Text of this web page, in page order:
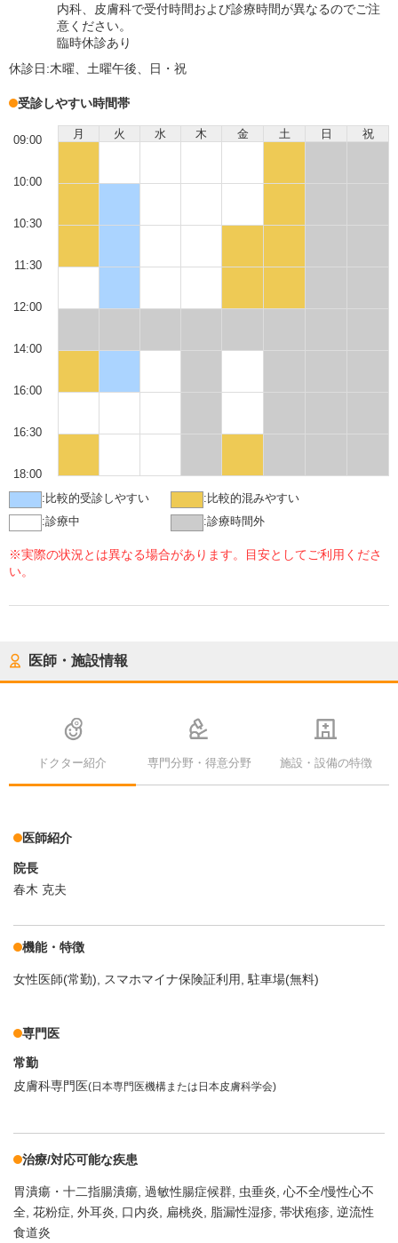
内科、皮膚科で受付時間および診療時間が異なるのでご注
意ください。
臨時休診あり
休診日:木曜、土曜午後、日・祝
受診しやすい時間帯
月 火 水 木 金 土 日 祝
09:00
10:00
10:30
11:30
12:00
14:00
16:00
16:30
18:00
: 比較的受診しやすい : 比較的混みやすい
:診療中 :診療時間外
※実際の状況とは異なる場合があります。目安としてご利用くださ
い。
医師・施設情報
ドクター紹介 専門分野・得意分野 施設・設備の特徴
医師紹介
院長
春木 克夫
機能・特徴
女性医師(常勤) スマホマイナ保険証利用 駐車場(無料)
専門医
常勤
皮膚科専門医(日本専門医機構または日本皮膚科学会)
治療/対応可能な疾患
胃潰瘍・十二指腸潰瘍 過敏性腸症候群 虫垂炎 心不全/慢性心不
全 花粉症 外耳炎 口内炎 扁桃炎 脂漏性湿疹 帯状疱疹 逆流性
食道炎